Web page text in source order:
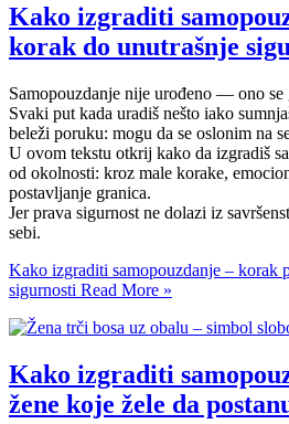
Kako izgraditi
korak do unutrašnje
Samopouzdanje nije urođeno — ono se
Svaki put kada uradiš nešto iako
beleži poruku: mogu da se oslonim na
U ovom tekstu otkrij kako da izgradiš
od okolnosti: kroz male korake,
postavljanje granica.
Jer prava sigurnost ne dolazi iz
sebi.
Kako izgraditi samopouzdanje – korak
sigurnosti Read More »
Kako izgraditi
žene koje žele da